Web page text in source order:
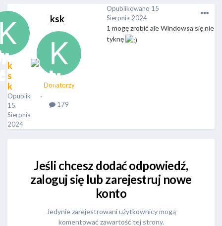
k
s
k
Opublikowano
15
Sierpnia
2024
ksk
Donatorzy
179
Opublikowano 15
Sierpnia 2024
1 mogę zrobić ale Windowsa się nie
tyknę
Jeśli chcesz dodać odpowiedź,
zaloguj się lub zarejestruj nowe
konto
Jedynie zarejestrowani użytkownicy mogą
komentować zawartość tej strony.